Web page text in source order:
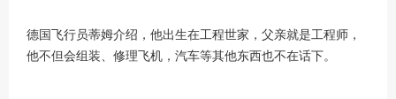
德国飞行员蒂姆介绍，他出生在工程世家，父亲就是工程师，
他不但会组装、修理飞机，汽车等其他东西也不在话下。